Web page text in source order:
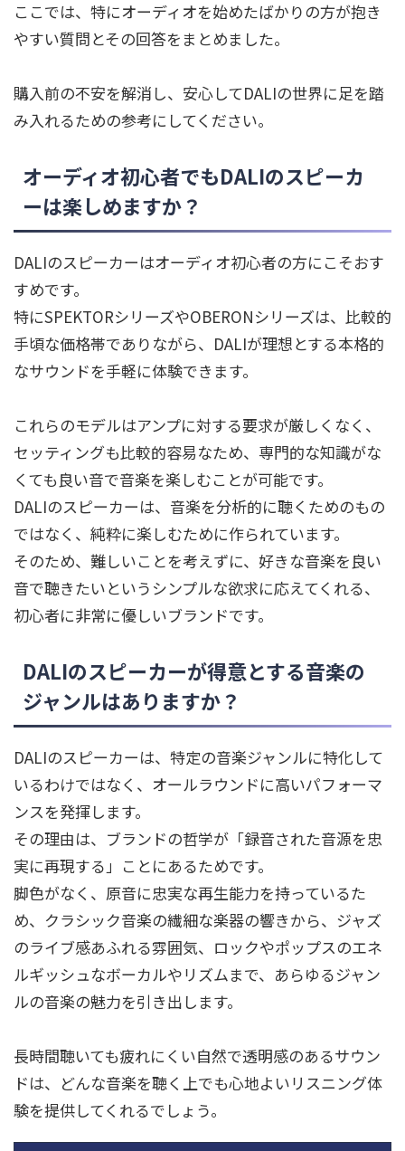
ここでは、特にオーディオを始めたばかりの方が抱き
やすい質問とその回答をまとめました。
購入前の不安を解消し、安心してDALIの世界に足を踏
み入れるための参考にしてください。
オーディオ初心者でもDALIのスピーカ
ーは楽しめますか？
DALIのスピーカーはオーディオ初心者の方にこそおす
すめです。
特にSPEKTORシリーズやOBERONシリーズは、比較的
手頃な価格帯でありながら、DALIが理想とする本格的
なサウンドを手軽に体験できます。
これらのモデルはアンプに対する要求が厳しくなく、
セッティングも比較的容易なため、専門的な知識がな
くても良い音で音楽を楽しむことが可能です。
DALIのスピーカーは、音楽を分析的に聴くためのもの
ではなく、純粋に楽しむために作られています。
そのため、難しいことを考えずに、好きな音楽を良い
音で聴きたいというシンプルな欲求に応えてくれる、
初心者に非常に優しいブランドです。
DALIのスピーカーが得意とする音楽の
ジャンルはありますか？
DALIのスピーカーは、特定の音楽ジャンルに特化して
いるわけではなく、オールラウンドに高いパフォーマ
ンスを発揮します。
その理由は、ブランドの哲学が「録音された音源を忠
実に再現する」ことにあるためです。
脚色がなく、原音に忠実な再生能力を持っているた
め、クラシック音楽の繊細な楽器の響きから、ジャズ
のライブ感あふれる雰囲気、ロックやポップスのエネ
ルギッシュなボーカルやリズムまで、あらゆるジャン
ルの音楽の魅力を引き出します。
長時間聴いても疲れにくい自然で透明感のあるサウン
ドは、どんな音楽を聴く上でも心地よいリスニング体
験を提供してくれるでしょう。